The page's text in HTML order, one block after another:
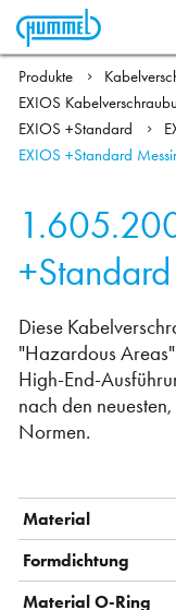
Produkte
EXIOS
EXIOS +Standard
EXIOS +Standard
Diese
"Hazardous
High-End-
nach den
Normen.
Material
Formdichtung
Material O-Ring